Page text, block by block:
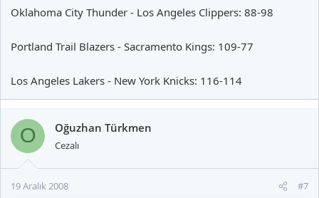
Oklahoma City Thunder - Los Angeles Clippers: 88-98
Portland Trail Blazers - Sacramento Kings: 109-77
Los Angeles Lakers - New York Knicks: 116-114
O Oğuzhan Türkmen
Cezalı
19 Aralık 2008 #7